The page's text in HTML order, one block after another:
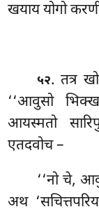
खयाय योगो
५२. तत्र
‘‘आवुसो
आयस्मतो
एतदवोच –
‘‘नोचे,
अथ